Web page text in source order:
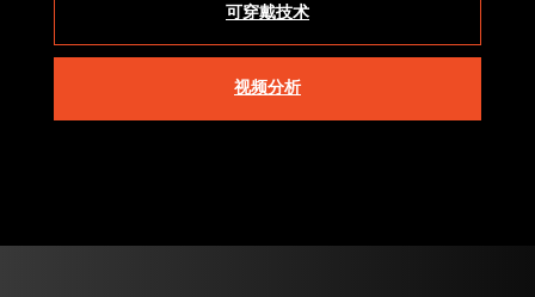
可穿戴技术
视频分析